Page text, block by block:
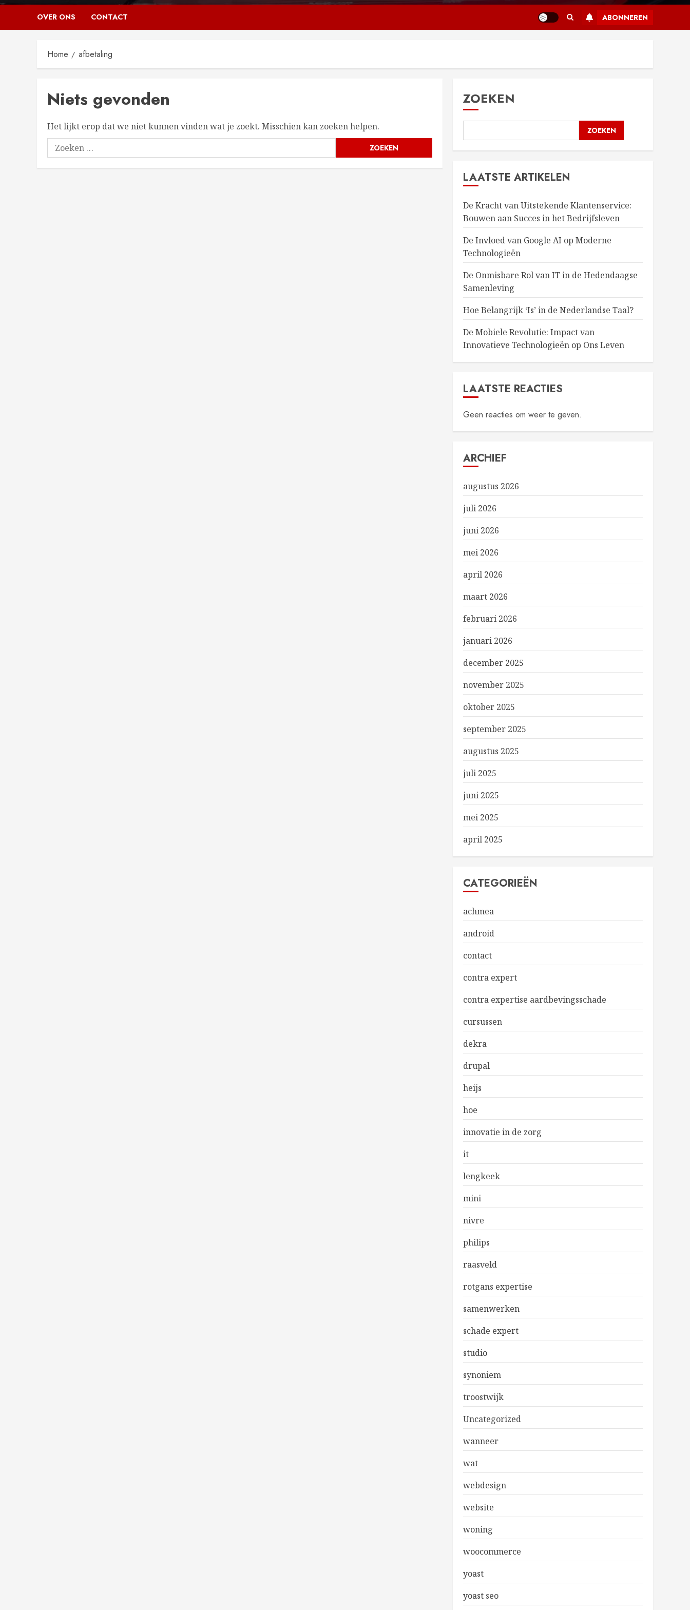
OVER ONS CONTACT ABONNEREN
Home afbetaling
Niets gevonden
Het lijkt erop dat we niet kunnen vinden wat je zoekt. Misschien kan zoeken helpen.
Zoeken
naar:
ZOEKEN
ZOEKEN
LAATSTE ARTIKELEN
De Kracht van Uitstekende Klantenservice:
Bouwen aan Succes in het Bedrijfsleven
De Invloed van Google AI op Moderne
Technologieën
De Onmisbare Rol van IT in de Hedendaagse
Samenleving
Hoe Belangrijk ‘Is’ in de Nederlandse Taal?
De Mobiele Revolutie: Impact van
Innovatieve Technologieën op Ons Leven
LAATSTE REACTIES
Geen reacties om weer te geven.
ARCHIEF
augustus 2026
juli 2026
juni 2026
mei 2026
april 2026
maart 2026
februari 2026
januari 2026
december 2025
november 2025
oktober 2025
september 2025
augustus 2025
juli 2025
juni 2025
mei 2025
april 2025
CATEGORIEËN
achmea
android
contact
contra expert
contra expertise aardbevingsschade
cursussen
dekra
drupal
heijs
hoe
innovatie in de zorg
it
lengkeek
mini
nivre
philips
raasveld
rotgans expertise
samenwerken
schade expert
studio
synoniem
troostwijk
Uncategorized
wanneer
wat
webdesign
website
woning
woocommerce
yoast
yoast seo